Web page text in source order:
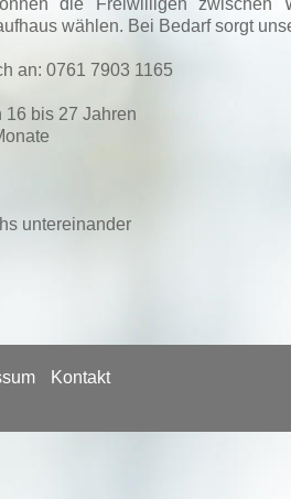
die Freiwilligen zwischen
wählen. Bei Bedarf sorgt
an: 0761 7903 1165
16 bis 27 Jahren
untereinander
Kontakt